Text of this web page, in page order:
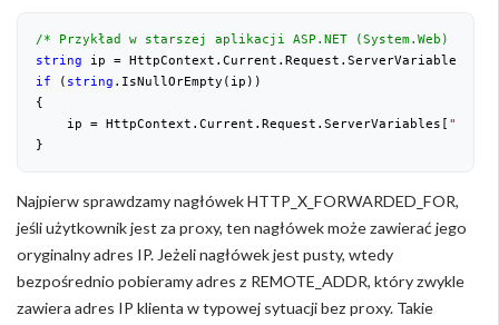
/* Przykład w starszej aplikacji ASP.NET (System.Web) */
string ip = HttpContext.Current.Request.ServerVariables[
if ( string .IsNullOrEmpty(ip))
{
    ip = HttpContext.Current.Request.ServerVariables[
}
Najpierw sprawdzamy nagłówek HTTP_X_FORWARDED_FOR,
jeśli użytkownik jest za proxy, ten nagłówek może zawierać jego
oryginalny adres IP. Jeżeli nagłówek jest pusty, wtedy
bezpośrednio pobieramy adres z REMOTE_ADDR, który zwykle
zawiera adres IP klienta w typowej sytuacji bez proxy. Takie